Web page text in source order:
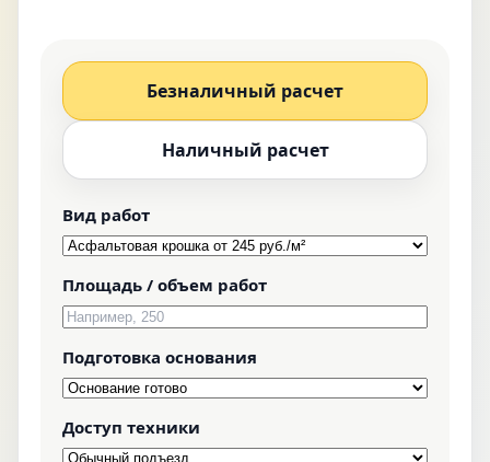
Безналичный расчет
Наличный расчет
Вид работ
Площадь / объем работ
Подготовка основания
Доступ техники